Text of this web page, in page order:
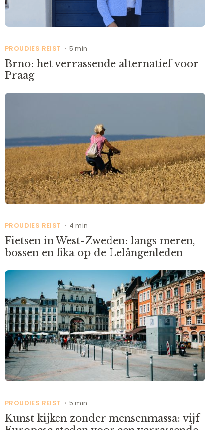
PROUDIES REIST • 5 min
Brno: het verrassende alternatief voor
Praag
PROUDIES REIST • 4 min
Fietsen in West-Zweden: langs meren,
bossen en fika op de Lelångenleden
PROUDIES REIST • 5 min
Kunst kijken zonder mensenmassa: vijf